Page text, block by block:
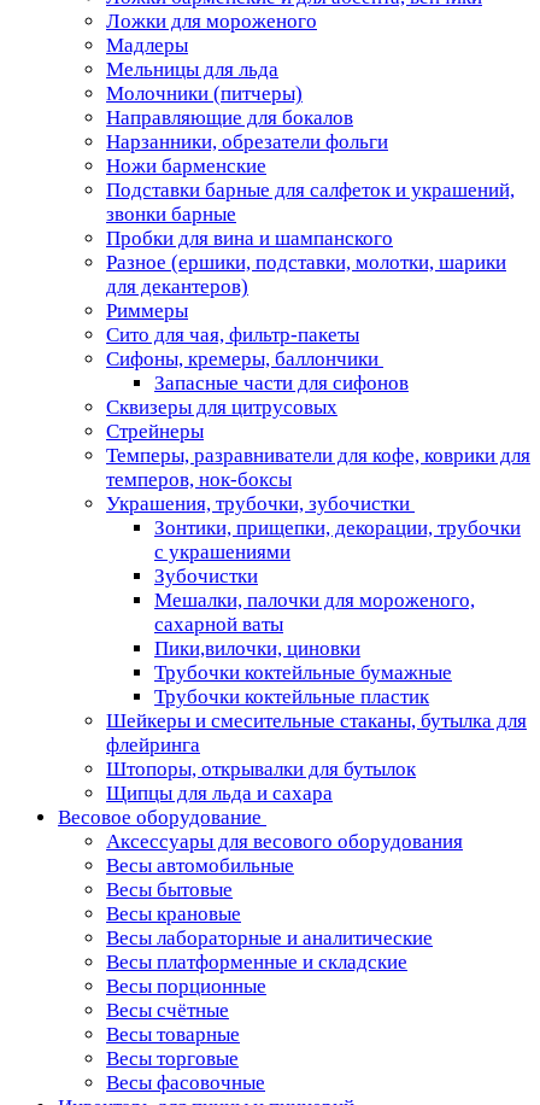
Ложки для мороженого
Мадлеры
Мельницы для льда
Молочники (питчеры)
Направляющие для бокалов
Нарзанники, обрезатели фольги
Ножи барменские
Подставки барные для салфеток и украшений,
звонки барные
Пробки для вина и шампанского
Разное (ершики, подставки, молотки, шарики
для декантеров)
Риммеры
Сито для чая, фильтр-пакеты
Сифоны, кремеры, баллончики
Запасные части для сифонов
Сквизеры для цитрусовых
Стрейнеры
Темперы, разравниватели для кофе, коврики для
темперов, нок-боксы
Украшения, трубочки, зубочистки
Зонтики, прищепки, декорации, трубочки
с украшениями
Зубочистки
Мешалки, палочки для мороженого,
сахарной ваты
Пики,вилочки, циновки
Трубочки коктейльные бумажные
Трубочки коктейльные пластик
Шейкеры и смесительные стаканы, бутылка для
флейринга
Штопоры, открывалки для бутылок
Щипцы для льда и сахара
Весовое оборудование
Аксессуары для весового оборудования
Весы автомобильные
Весы бытовые
Весы крановые
Весы лабораторные и аналитические
Весы платформенные и складские
Весы порционные
Весы счётные
Весы товарные
Весы торговые
Весы фасовочные